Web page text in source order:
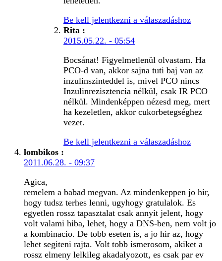
Be kell jelentkezni a válaszadáshoz
Rita :
2015.05.22. - 05:54
Bocsánat! Figyelmetlenül olvastam. Ha
PCO-d van, akkor sajna tuti baj van az
inzulinszinteddel is, mivel PCO nincs
Inzulinrezisztencia nélkül, csak IR PCO
nélkül. Mindenképpen nézesd meg, mert
ha kezeletlen, akkor cukorbetegséghez
vezet.
Be kell jelentkezni a válaszadáshoz
lombikos :
2011.06.28. - 09:37
Agica,
remelem a babad megvan. Az mindenkeppen jo hir,
hogy tudsz terhes lenni, ugyhogy gratulalok. Es
egyetlen rossz tapasztalat csak annyit jelent, hogy
volt valami hiba, lehet, hogy a DNS-ben, nem volt jo
a kombinacio. De tobb eseten is, a jo hir az, hogy
lehet segiteni rajta. Volt tobb ismerosom, akiket a
rossz elmeny lelkileg akadalyozott, es csak par ev